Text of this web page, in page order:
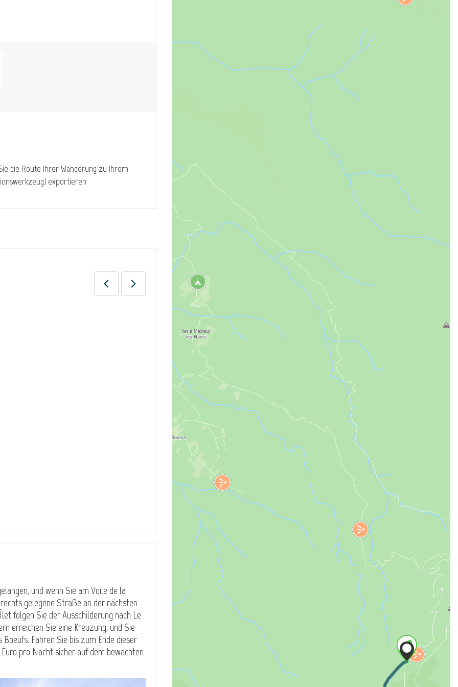
die Route Ihrer Wanderung zu Ihrem
exportieren
und wenn Sie am Voile de la
gelegene Straße an der nächsten
folgen Sie der Ausschilderung nach Le
erreichen Sie eine Kreuzung, und Sie
Fahren Sie bis zum Ende dieser
pro Nacht sicher auf dem bewachten